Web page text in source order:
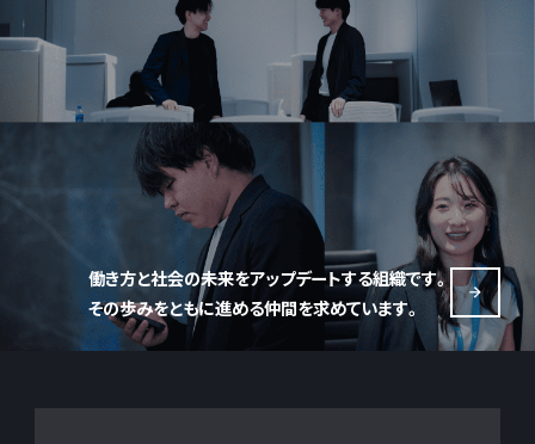
働き方と社会の未来をアップデートする組織です。
その歩みをともに進める仲間を求めています。